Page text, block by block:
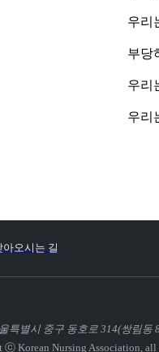
우리
부당
우리
우리
아오시는 길
특별시 중구 동호로 314(쌍림동
ⓒ Korean Nursing Association, all